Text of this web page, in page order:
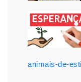
animais-de-